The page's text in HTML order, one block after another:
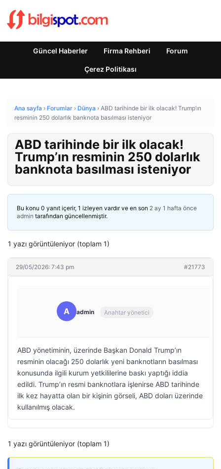
Güncel Haberler Firma Rehberi Forum
Çerez Politikası
Ana sayfa › Forumlar › Dünya › ABD tarihinde bir ilk olacak! Trump’ın
resminin 250 dolarlık banknota basılması isteniyor
ABD tarihinde bir ilk olacak!
Trump’ın resminin 250 dolarlık
banknota basılması isteniyor
Bu konu 0 yanıt içerir, 1 izleyen vardır ve en son 2 ay 1 hafta önce
admin tarafından güncellenmiştir.
1 yazı görüntüleniyor (toplam 1)
29/05/2026: 7:43 pm #21773
A admin Anahtar yönetici
ABD yönetiminin, üzerinde Başkan Donald Trump’ın
resminin olacağı 250 dolarlık yeni banknotların basılması
konusunda ilgili kurum yetkililerine baskı yaptığı iddia
edildi. Trump’ın resmi banknotlara işlenirse ABD tarihinde
ilk kez hayatta olan bir kişinin görseli, ABD doları üzerinde
kullanılmış olacak.
1 yazı görüntüleniyor (toplam 1)